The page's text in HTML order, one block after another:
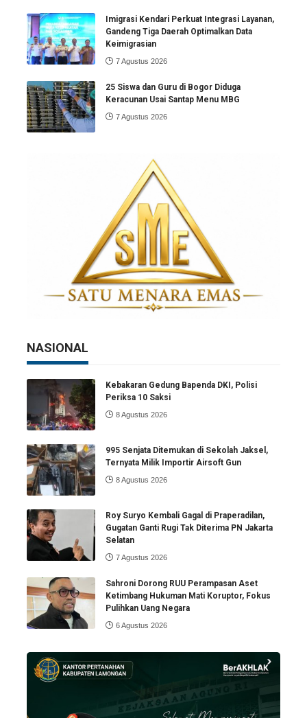
Imigrasi Kendari Perkuat Integrasi Layanan,
Gandeng Tiga Daerah Optimalkan Data
Keimigrasian
7 Agustus 2026
25 Siswa dan Guru di Bogor Diduga
Keracunan Usai Santap Menu MBG
7 Agustus 2026
NASIONAL
Kebakaran Gedung Bapenda DKI, Polisi
Periksa 10 Saksi
8 Agustus 2026
995 Senjata Ditemukan di Sekolah Jaksel,
Ternyata Milik Importir Airsoft Gun
8 Agustus 2026
Roy Suryo Kembali Gagal di Praperadilan,
Gugatan Ganti Rugi Tak Diterima PN Jakarta
Selatan
7 Agustus 2026
Sahroni Dorong RUU Perampasan Aset
Ketimbang Hukuman Mati Koruptor, Fokus
Pulihkan Uang Negara
6 Agustus 2026